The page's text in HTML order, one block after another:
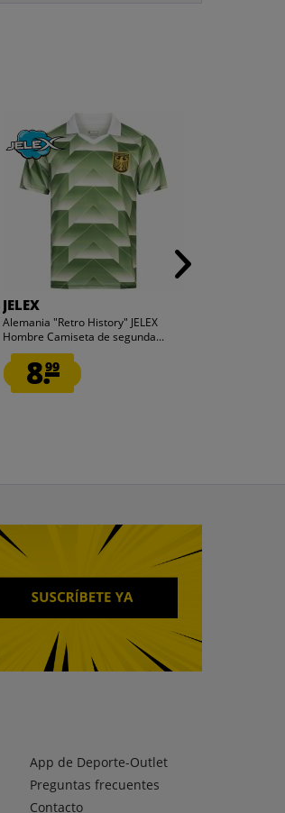
JELEX
Alemania "Retro History" JELEX
Hombre Camiseta de segunda...
8.99
App de Deporte-Outlet
Preguntas frecuentes
Contacto